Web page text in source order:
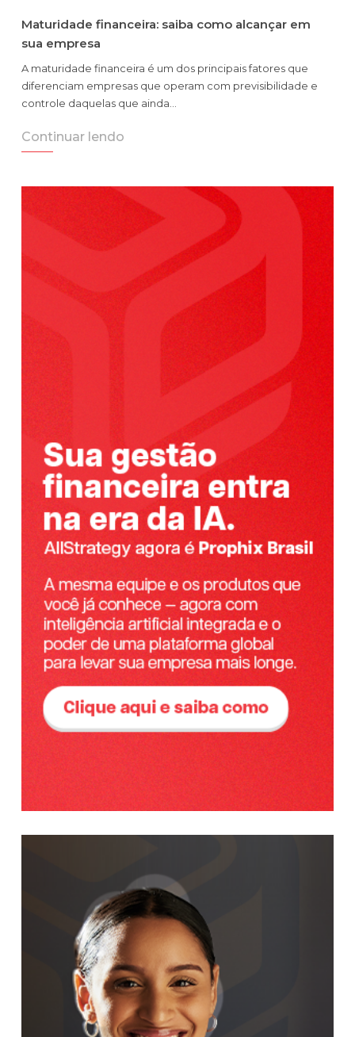
Maturidade financeira: saiba como alcançar em
sua empresa
A maturidade financeira é um dos principais fatores que
diferenciam empresas que operam com previsibilidade e
controle daquelas que ainda…
Continuar lendo